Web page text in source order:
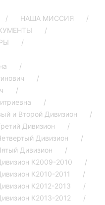
НАША МИССИЯ
и Второй Дивизион
Дивизион
Дивизион
Дивизион
К2009-2010
К2010-2011
К2012-2013
К2013-2012